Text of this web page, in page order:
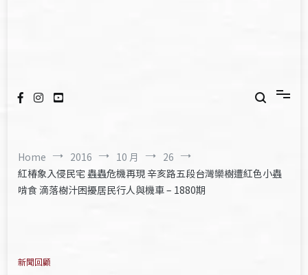
Home 2016 10 月
26
紅椿象入侵民宅 蟲蟲危機再現 辛亥路五段台灣欒樹遭紅色小蟲
啃食 滴落樹汁困擾居民行人與機車 – 1880期
新聞回顧